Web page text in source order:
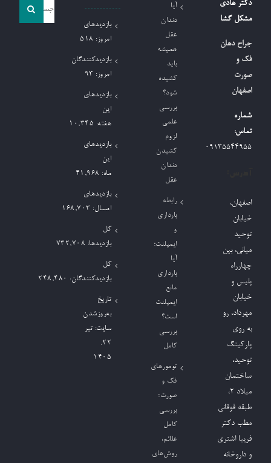
دکتر هادی
مشکل گشا
جراح دهان
فک و
صورت
اصفهان
شماره
تماس:
09135544955
اصفهان،
خیابان
توحید
میانی، بین
چهارراه
پلیس و
خیابان
مهرداد، رو
به روی
پارکینگ
توحید،
ساختمان
میلاد ٢،
طبقه فوقانی
مطب دکتر
فریبا اشتری
و داروخانه
آیا
دندان
عقل
همیشه
باید
کشیده
شود؟
بررسی
علمی
لزوم
کشیدن
دندان
عقل
رابطه
بارداری
و
ایمپلنت؛
آیا
بارداری
مانع
ایمپلنت
است؟
بررسی
کامل
تومورهای
فک و
صورت؛
بررسی
کامل
علائم،
روش‌های
بازدیدهای
امروز: 518
بازدیدکنندگان
امروز: 93
بازدیدهای
این
هفته: 10,345
بازدیدهای
این
ماه: 41,968
بازدیدهای
امسال: 168,703
کل
بازدیدها: 732,708
کل
بازدیدکنند‌گان: 248,480
تاریخ
به‌روزشدن
سایت: تیر
۲۲,
۱۴۰۵